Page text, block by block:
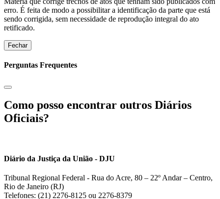
erro. É feita de modo a possibilitar a identificação da parte que está
sendo corrigida, sem necessidade de reprodução integral do ato
retificado.
Fechar
Perguntas Frequentes
Como posso encontrar outros Diários
Oficiais?
Diário da Justiça da União - DJU
Tribunal Regional Federal - Rua do Acre, 80 – 22º Andar – Centro,
Rio de Janeiro (RJ)
Telefones: (21) 2276-8125 ou 2276-8379